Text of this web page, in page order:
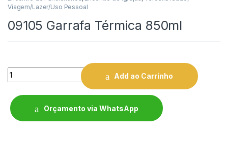
Viagem/Lazer/Uso Pessoal
09105 Garrafa Térmica 850ml
Quantity
Add ao Carrinho
Orçamento via WhatsApp